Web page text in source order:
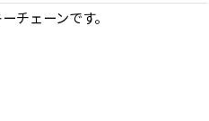
チェーンです。